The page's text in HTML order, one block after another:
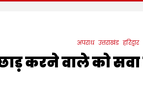
अपराध उत्तराखंड हरिद्वार
करने वाले को सवा